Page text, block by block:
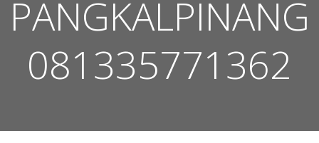
PANGKALPINANG
081335771362